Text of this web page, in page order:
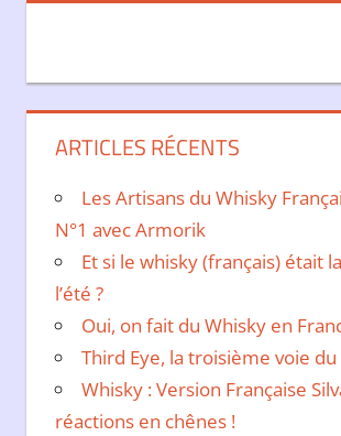
ARTICLES RÉCENTS
Les Artisans du Whisky
N°1 avec Armorik
Et si le whisky (français) était
l’été ?
Oui, on fait du Whisky en
Third Eye, la troisième voie
Whisky : Version Française
réactions en chênes !